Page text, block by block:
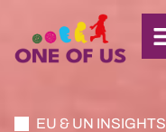
EU & UN INSIGHTS